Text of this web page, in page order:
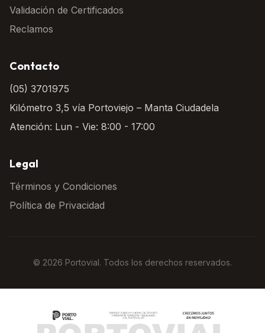
Validación de Certificados
Reclamos
Contacto
(05) 3701975
Kilómetro 3,5 vía Portoviejo – Manta Ciudadela
Atención: Lun - Vie: 8:00 - 17:00
Legal
Términos y Condiciones
Política de Privacidad
© 2026 Portovial. Todos los derechos reservados.